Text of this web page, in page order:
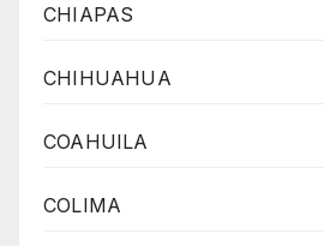
CHIAPAS
CHIHUAHUA
COAHUILA
COLIMA